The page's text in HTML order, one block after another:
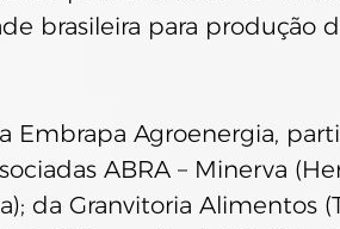
brasileira para produção
Embrapa Agroenergia,
ABRA – Minerva
da Granvitoria Alimentos